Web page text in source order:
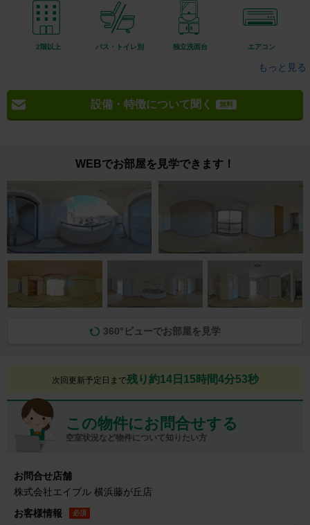
2階以上 バス・トイレ別 独立洗面台 エアコン
もっと見る
設備・特徴について聞く 無料
WEBでお部屋を見学できます！
360°ビューでお部屋を見学
次回更新予定日まで残り約14日15時間4分52秒
この物件にお問合せする
空室状況など物件について知りたい方
お問合せ店舗
株式会社エイブル 横浜藤が丘店
お客様情報
必須